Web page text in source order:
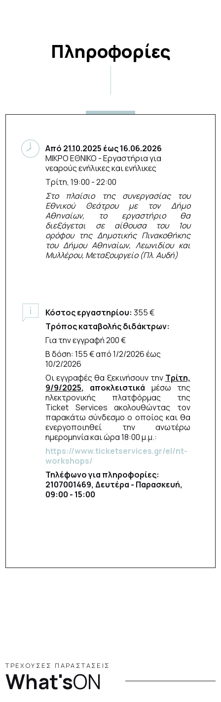
Πληροφορίες
Από 21.10.2025 έως16.06.2026
ΜΙΚΡΟ ΕΘΝΙΚΟ - Εργαστήρια για
νεαρούς ενήλικες και ενήλικες
Τρίτη, 19:00 - 22:00
Στο πλαίσιο της συνεργασίας του
Εθνικού Θεάτρου με τον Δήμο
Αθηναίων, το εργαστήριο θα
διεξάγεται σε αίθουσα του 1ου
ορόφου της Δημοτικής Πινακοθήκης
του Δήμου Αθηναίων, Λεωνιδίου και
Μυλλέρου, Μεταξουργείο (Πλ. Αυδή)
Κόστος εργαστηρίου: 355 €
Τρόπος καταβολής διδάκτρων:
Για την εγγραφή 200 €
Β δόση: 155 € από 1/2/2026 έως
10/2/2026
Οι εγγραφές θα ξεκινήσουν την Τρίτη,
9/9/2025,
αποκλειστικά μέσω της
ηλεκτρονικής πλατφόρμας της
Ticket Services ακολουθώντας τον
παρακάτω σύνδεσμο ο οποίος και θα
ενεργοποιηθεί την ανωτέρω
ημερομηνία και ώρα 18:00 μ.μ.:
https://www.ticketservices.gr/el/nt-
workshops/
Τηλέφωνο για πληροφορίες:
2107001469, Δευτέρα - Παρασκευή,
09:00 - 15:00
ΤΡΕΧΟΥΣΕΣ ΠΑΡΑΣΤΑΣΕΙΣ
What'sON